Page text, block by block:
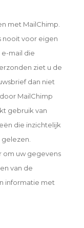
met MailChimp.
nooit voor eigen
mail die
ziet u de
dan niet
MailChimp
gebruik van
die inzichtelijk
om uw gegevens
van de
informatie met